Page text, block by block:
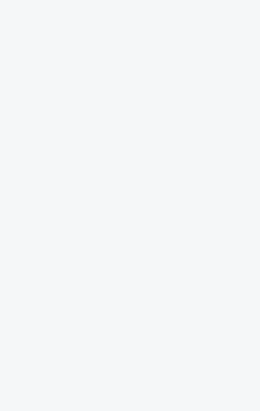
- румунський паспорт. Юристи громадянство